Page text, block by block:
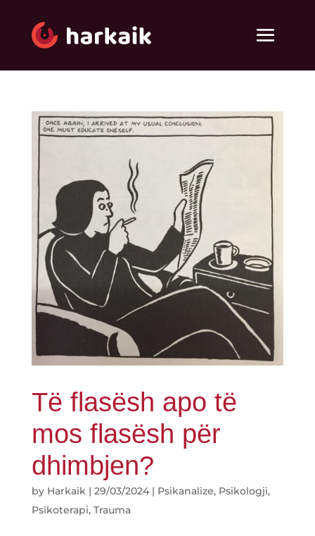
Të flasësh apo të
mos flasësh për
dhimbjen?
by Harkaik| 29/03/2024| Psikanalize, Psikologji,
Psikoterapi, Trauma